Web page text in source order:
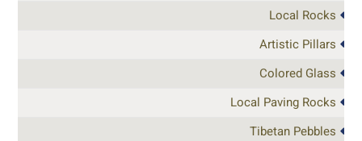
Local Rocks
Artistic Pillars
Colored Glass
Local Paving Rocks
Tibetan Pebbles